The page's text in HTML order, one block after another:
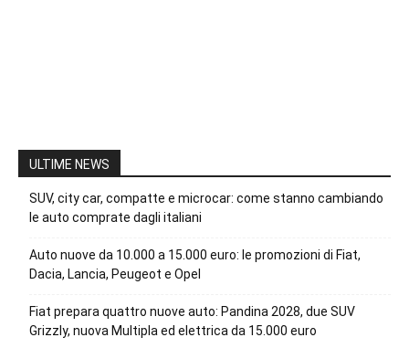
ULTIME NEWS
SUV, city car, compatte e microcar: come stanno cambiando
le auto comprate dagli italiani
Auto nuove da 10.000 a 15.000 euro: le promozioni di Fiat,
Dacia, Lancia, Peugeot e Opel
Fiat prepara quattro nuove auto: Pandina 2028, due SUV
Grizzly, nuova Multipla ed elettrica da 15.000 euro